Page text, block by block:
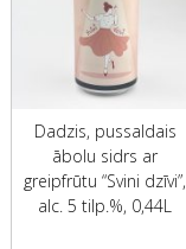
Dadzis, pussaldais
ābolu sidrs ar
greipfrūtu “Svini dzīvi”,
alc. 5 tilp.%, 0,44L